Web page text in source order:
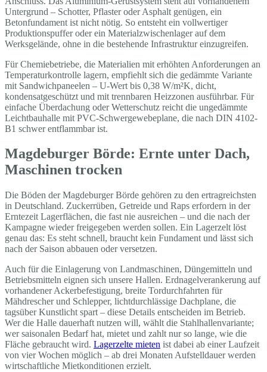
Untergrund – Schotter, Pflaster oder Asphalt genügen, ein
Betonfundament ist nicht nötig. So entsteht ein vollwertiger
Produktionspuffer oder ein Materialzwischenlager auf dem
Werksgelände, ohne in die bestehende Infrastruktur einzugreifen.
Für Chemiebetriebe, die Materialien mit erhöhten Anforderungen an
Temperaturkontrolle lagern, empfiehlt sich die gedämmte Variante
mit Sandwichpaneelen – U-Wert bis 0,38 W/m²K, dicht,
kondensatgeschützt und mit trennbaren Heizzonen ausführbar. Für
einfache Überdachung oder Wetterschutz reicht die ungedämmte
Leichtbauhalle mit PVC-Schwergewebeplane, die nach DIN 4102-
B1 schwer entflammbar ist.
Magdeburger Börde: Ernte unter Dach,
Maschinen trocken
Die Böden der Magdeburger Börde gehören zu den ertragreichsten
in Deutschland. Zuckerrüben, Getreide und Raps erfordern in der
Erntezeit Lagerflächen, die fast nie ausreichen – und die nach der
Kampagne wieder freigegeben werden sollen. Ein Lagerzelt löst
genau das: Es steht schnell, braucht kein Fundament und lässt sich
nach der Saison abbauen oder versetzen.
Auch für die Einlagerung von Landmaschinen, Düngemitteln und
Betriebsmitteln eignen sich unsere Hallen. Erdnagelverankerung auf
vorhandener Ackerbefestigung, breite Tordurchfahrten für
Mähdrescher und Schlepper, lichtdurchlässige Dachplane, die
tagsüber Kunstlicht spart – diese Details entscheiden im Betrieb.
Wer die Halle dauerhaft nutzen will, wählt die Stahlhallenvariante;
wer saisonalen Bedarf hat, mietet und zahlt nur so lange, wie die
Fläche gebraucht wird. Lagerzelte mieten ist dabei ab einer Laufzeit
von vier Wochen möglich – ab drei Monaten Aufstelldauer werden
wirtschaftliche Mietkonditionen erzielt.